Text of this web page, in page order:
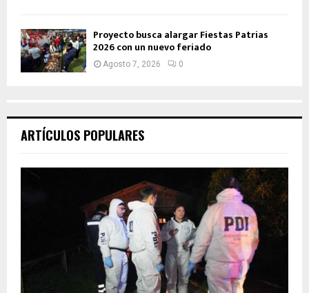
Proyecto busca alargar Fiestas Patrias
2026 con un nuevo feriado
Agosto 7, 2026 0
ARTÍCULOS POPULARES